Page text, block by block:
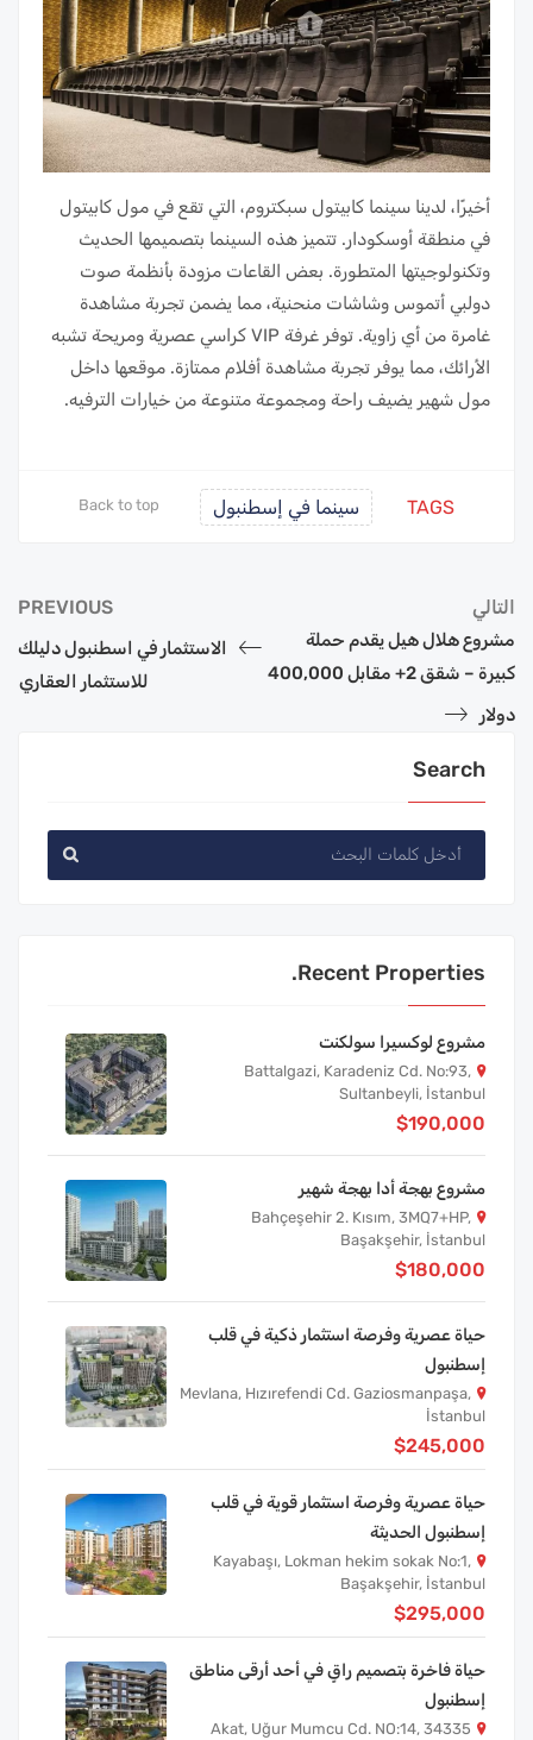
أخيرًا، لدينا سينما كابيتول سبكتروم، التي تقع في مول كابيتول
في منطقة أوسكودار. تتميز هذه السينما بتصميمها الحديث
وتكنولوجيتها المتطورة. بعض القاعات مزودة بأنظمة صوت
دولبي أتموس وشاشات منحنية، مما يضمن تجربة مشاهدة
غامرة من أي زاوية. توفر غرفة VIP كراسي عصرية ومريحة تشبه
الأرائك، مما يوفر تجربة مشاهدة أفلام ممتازة. موقعها داخل
مول شهير يضيف راحة ومجموعة متنوعة من خيارات الترفيه.
TAGS سينما في إسطنبول Back to top
PREVIOUS
الاستثمار في اسطنبول دليلك
للاستثمار العقاري
التالي
مشروع هلال هيل يقدم حملة
كبيرة – شقق 2+ مقابل 400,000
دولار
Search
Recent Properties.
مشروع لوكسيرا سولكنت
Battalgazi, Karadeniz Cd. No:93,
Sultanbeyli, İstanbul
$190,000
مشروع بهجة أدا بهجة شهير
Bahçeşehir 2. Kısım, 3MQ7+HP,
Başakşehir, İstanbul
$180,000
حياة عصرية وفرصة استثمار ذكية في قلب
إسطنبول
Mevlana, Hızırefendi Cd. Gaziosmanpaşa,
İstanbul
$245,000
حياة عصرية وفرصة استثمار قوية في قلب
إسطنبول الحديثة
Kayabaşı, Lokman hekim sokak No:1,
Başakşehir, İstanbul
$295,000
حياة فاخرة بتصميم راقٍ في أحد أرقى مناطق
إسطنبول
Akat, Uğur Mumcu Cd. NO:14, 34335